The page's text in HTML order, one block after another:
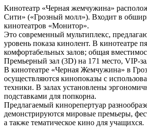
Кинотеатр «Черная жемчужина»
Сити» («Грозный молл»). Входит в
кинотеатров «Монитор».
Это современный мультиплекс,
уровень показа кинолент. В кинотеатре
комфортабельных залов; общая
Премьерный зал (3D) на 171 место, VIP-
В кинотеатре «Черная Жемчужина» в
осуществляются кинопоказы с
техники. В залах установлены
подставками для попкорна.
Предлагаемый кинорепертуар
демонстрируются мировые премьеры,
а также тематическое кино для учащихся.